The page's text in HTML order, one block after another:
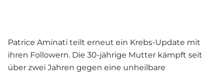
Patrice Aminati teilt erneut ein Krebs-Update mit
ihren Followern. Die 30-jährige Mutter kämpft seit
über zwei Jahren gegen eine unheilbare